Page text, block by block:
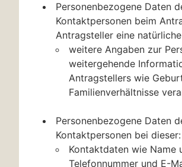
Personenbezogene Daten
Kontaktpersonen beim
Antragsteller eine
weitere Angaben zur
weitergehende
Antragstellers wie
Familienverhältnisse
Personenbezogene Daten
Kontaktpersonen bei dieser:
Kontaktdaten wie Name
Telefonnummer und E-